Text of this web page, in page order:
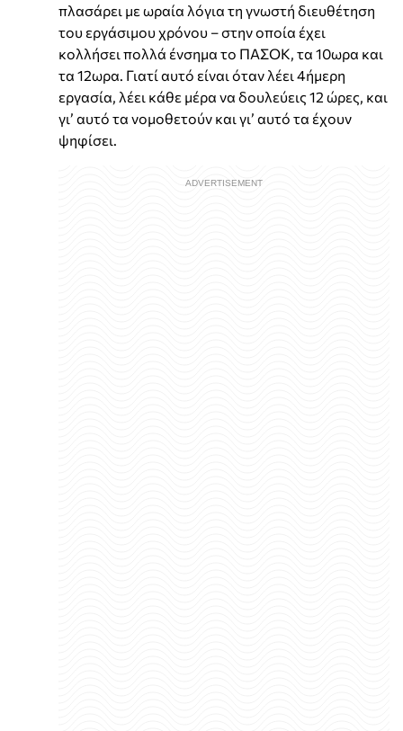
πλασάρει με ωραία λόγια τη γνωστή διευθέτηση
του εργάσιμου χρόνου – στην οποία έχει
κολλήσει πολλά ένσημα το ΠΑΣΟΚ, τα 10ωρα και
τα 12ωρα. Γιατί αυτό είναι όταν λέει 4ήμερη
εργασία, λέει κάθε μέρα να δουλεύεις 12 ώρες, και
γι’ αυτό τα νομοθετούν και γι’ αυτό τα έχουν
ψηφίσει.